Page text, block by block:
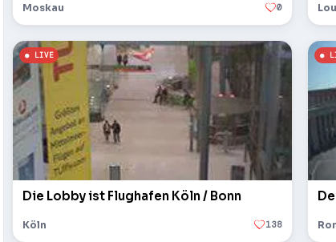
Moskau 0
Die Lobby ist Flughafen Köln / Bonn
Köln 138